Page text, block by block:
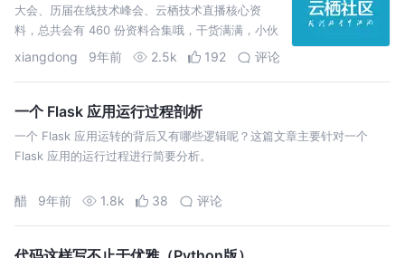
大会、历届在线技术峰会、云栖技术直播核心资
料，总共会有 460 份资料合集哦，干货满满，小伙
伴抓紧收藏下载！
xiangdong 9年前 2.5k 192 评论
一个 Flask 应用运行过程剖析
一个 Flask 应用运转的背后又有哪些逻辑呢？这篇文章主要针对一个
Flask 应用的运行过程进行简要分析。
醋 9年前 1.8k 38 评论